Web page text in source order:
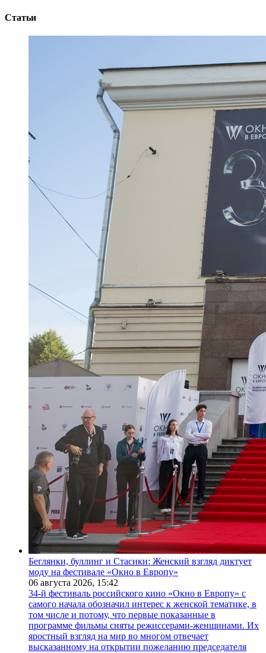
Статьи
Беглянки, буллинг и Стасики: Женский взгляд диктует
моду на фестивале «Окно в Европу»
06 августа 2026, 15:42
34-й фестиваль российского кино «Окно в Европу» с
самого начала обозначил интерес к женской тематике, в
том числе и потому, что первые показанные в
программе фильмы сняты режиссерами-женщинами. Их
яростный взгляд на мир во многом отвечает
высказанному на открытии пожеланию председателя